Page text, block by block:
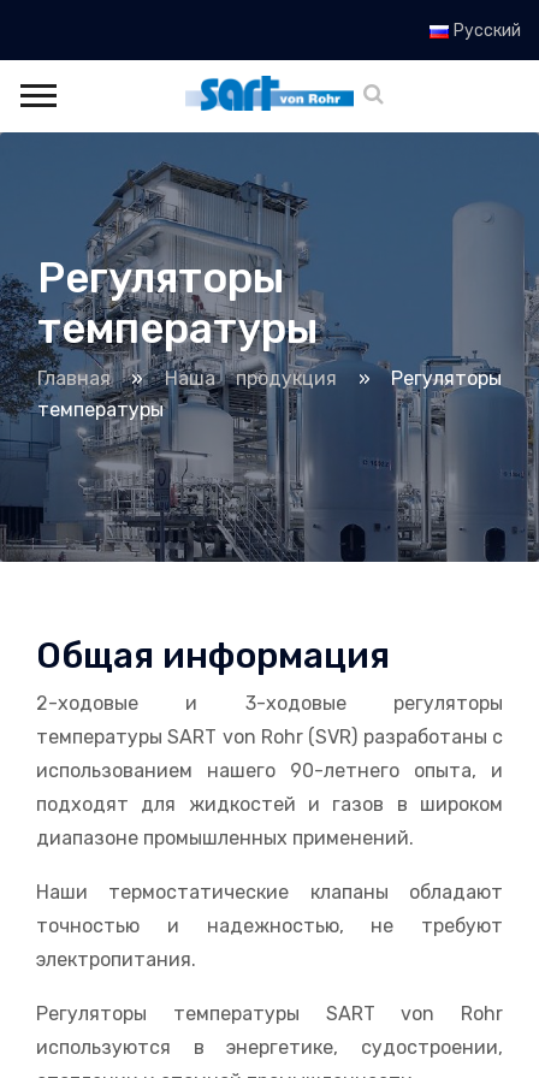
Русский
Регуляторы
температуры
Главная»Наша продукция »Регуляторы
температуры
Общая информация
2-ходовые и 3-ходовые регуляторы
температуры SART von Rohr (SVR) разработаны с
использованием нашего 90-летнего опыта, и
подходят для жидкостей и газов в широком
диапазоне промышленных применений.
Наши термостатические клапаны обладают
точностью и надежностью, не требуют
электропитания.
Регуляторы температуры SART von Rohr
используются в энергетике, судостроении,